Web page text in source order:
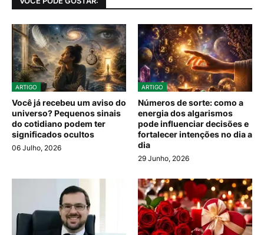
ARTIGO
Você já recebeu um aviso do
universo? Pequenos sinais
do cotidiano podem ter
significados ocultos
06 Julho, 2026
ARTIGO
Números de sorte: como a
energia dos algarismos
pode influenciar decisões e
fortalecer intenções no dia a
dia
29 Junho, 2026